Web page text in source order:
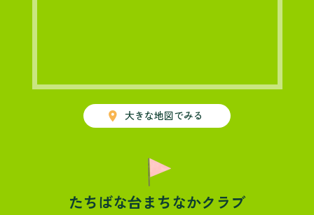
place 大きな地図でみる
たちばな台まちなかクラブ